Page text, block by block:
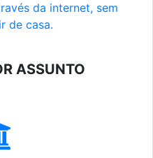
da internet, sem
de casa.
ASSUNTO